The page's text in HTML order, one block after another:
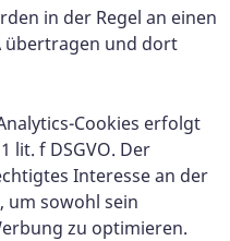
in der Regel an einen
übertragen und dort
Cookies erfolgt
lit. f DSGVO. Der
Interesse an der
um sowohl sein
zu optimieren.